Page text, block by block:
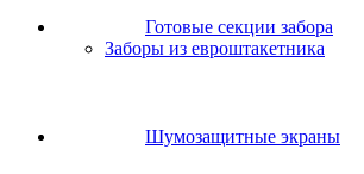
Готовые секции забора
Заборы из евроштакетника
Шумозащитные экраны